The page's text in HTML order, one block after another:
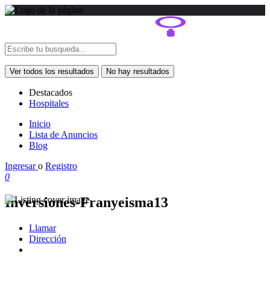
Ver todos los resultados No hay resultados
Destacados
Hospitales
Inicio
Lista de Anuncios
Blog
Ingresaro Registro
0
Inversiones-Franyeisma13
Llamar
Dirección